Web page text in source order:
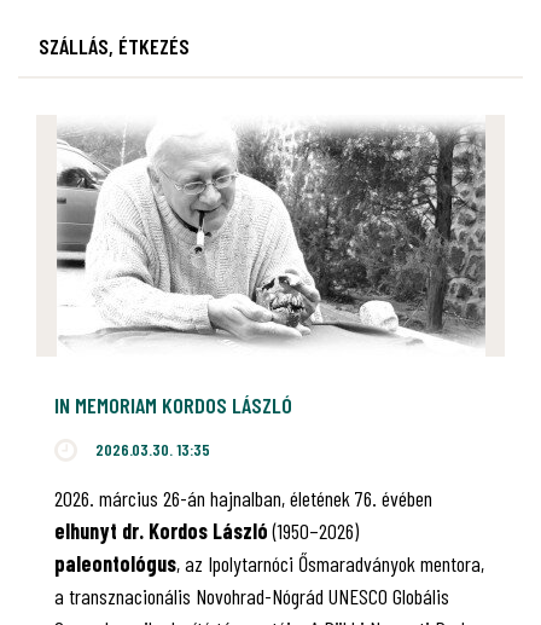
SZÁLLÁS, ÉTKEZÉS
IN MEMORIAM KORDOS LÁSZLÓ
2026.03.30. 13:35
2026. március 26-án hajnalban, életének 76. évében
elhunyt dr. Kordos László(1950–2026)
paleontológus, az Ipolytarnóci Ősmaradványok mentora,
a transznacionális Novohrad-Nógrád UNESCO Globális